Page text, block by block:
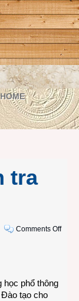
HOME
tra
Comments Offon
học phổ thông
tạo cho